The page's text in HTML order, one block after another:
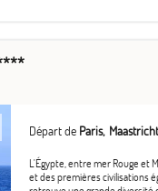
Départ de Paris Maastricht
L'Égypte, entre mer Rouge et
et des premières civilisations